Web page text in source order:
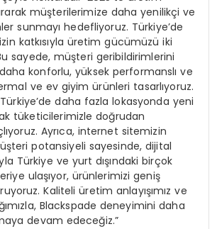
müşterilerimize daha yenilikçi ve
sunmayı hedefliyoruz. Türkiye’de
katkısıyla üretim gücümüzü iki
sayede, müşteri geribildirimlerini
konforlu, yüksek performanslı ve
ve ev giyim ürünleri tasarlıyoruz.
daha fazla lokasyonda yeni
tüketicilerimizle doğrudan
Ayrıca, internet sitemizin
potansiyeli sayesinde, dijital
Türkiye ve yurt dışındaki birçok
ulaşıyor, ürünlerimizi geniş
Kaliteli üretim anlayışımız ve
Blackspade deneyimini daha
devam edeceğiz.”